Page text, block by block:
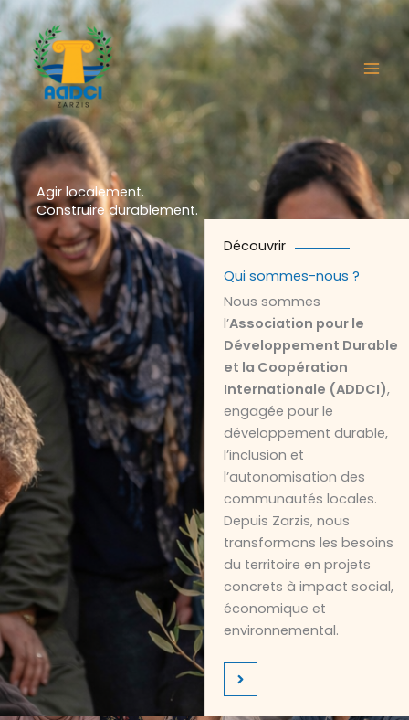
Aller
au
contenu
Agir localement.
Construire durablement.
Découvrir
Qui sommes-nous ?
Nous sommes
l’Association pour le
Développement Durable
et la Coopération
Internationale (ADDCI),
engagée pour le
développement durable,
l’inclusion et
l’autonomisation des
communautés locales.
Depuis Zarzis, nous
transformons les besoins
du territoire en projets
concrets à impact social,
économique et
environnemental.